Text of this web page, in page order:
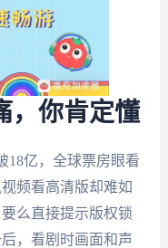
，你肯定懂
18亿，全球票房眼看
频看高清版却难如
么直接提示版权锁
，看剧时画面和声